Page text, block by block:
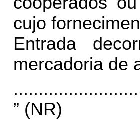
cujo
Entrada
mercadoria de
” (NR)